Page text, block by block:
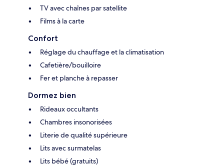
TV avec chaînes par satellite
Films à la carte
Confort
Réglage du chauffage et la climatisation
Cafetière/bouilloire
Fer et planche à repasser
Dormez bien
Rideaux occultants
Chambres insonorisées
Literie de qualité supérieure
Lits avec surmatelas
Lits bébé (gratuits)